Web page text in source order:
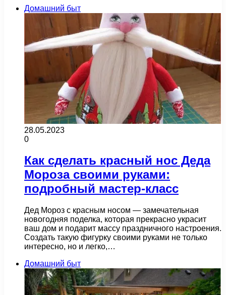
Домашний быт
28.05.2023
0
Как сделать красный нос Деда
Мороза своими руками:
подробный мастер-класс
Дед Мороз с красным носом — замечательная
новогодняя поделка, которая прекрасно украсит
ваш дом и подарит массу праздничного настроения.
Создать такую фигурку своими руками не только
интересно, но и легко,…
Домашний быт